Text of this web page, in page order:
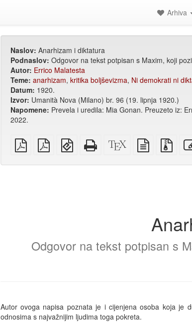
Arhiva
Naslov: Anarhizam i diktatura
Podnaslov: Odgovor na tekst potpisan s Maxim, koji
Autor: Errico Malatesta
Teme: anarhizam, kritika boljševizma, Ni demokrati ni
Datum: 1920.
Izvor: Umanità Nova (Milano) br. 96 (19. lipnja 1920.)
Napomene: Prevela i uredila: Mia Gonan. Preuzeto iz:
2022.
običan
PDF
A4
PDF
EPUB
(za
Potpuni
HTML
XeLaTex
izvor
izvor
Odgovor na tekst potpisan s
Autor ovoga napisa poznata je i cijenjena osoba koja je
odnosima s najvažnijim ljudima toga pokreta.